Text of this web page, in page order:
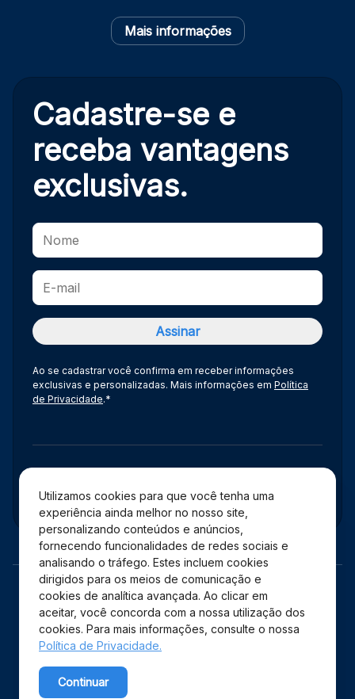
Utilizamos cookies para que você tenha uma
experiência ainda melhor no nosso site,
personalizando conteúdos e anúncios,
fornecendo funcionalidades de redes sociais e
analisando o tráfego. Estes incluem cookies
dirigidos para os meios de comunicação e
cookies de analítica avançada. Ao clicar em
aceitar, você concorda com a nossa utilização dos
cookies. Para mais informações, consulte o nossa
Política de Privacidade.
Continuar
Mais informações
Cadastre-se e
receba vantagens
exclusivas.
Ao se cadastrar você confirma em receber informações
exclusivas e personalizadas. Mais informações em Política
de Privacidade.*
Administração
Copyright © 2026 Shopping Estação – Todos os direitos